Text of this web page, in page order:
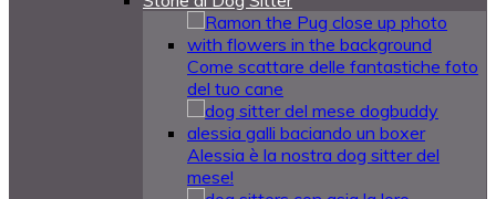
Come scattare delle fantastiche foto
del tuo cane
Alessia è la nostra dog sitter del
mese!